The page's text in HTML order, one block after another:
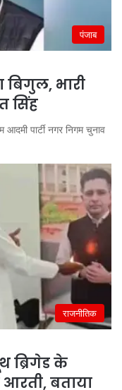
पंजाब
भारी
सिंह
पार्टी नगर निगम चुनाव
राजनीतिक
ब्रिगेड के
आरती, बताया